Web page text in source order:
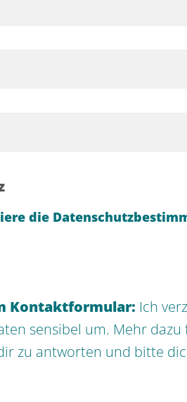
die
Kontaktformular: Ich
sensibel um. Mehr
zu antworten und bitte